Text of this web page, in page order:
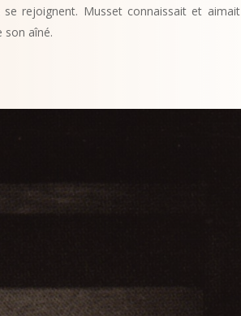
rejoignent. Musset connaissait et aimait
aîné.